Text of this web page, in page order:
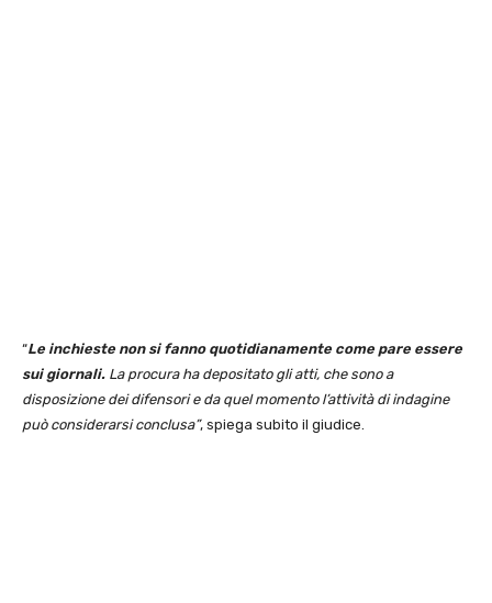
“Le inchieste non si fanno quotidianamente come pare essere
sui giornali. La procura ha depositato gli atti, che sono a
disposizione dei difensori e da quel momento l’attività di indagine
può considerarsi conclusa”, spiega subito il giudice.